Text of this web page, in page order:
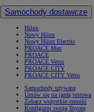
Samochody dostawcze
Hilux
Nowy Hilux
Nowy Hilux Electric
PROACE Max
PROACE
PROACE Verso
PROACE CITY
PROACE CITY Verso
Samochody używane
Umów się na jazdę testową
Zobacz wszystkie cenniki
Konfiguruj swoją Toyotę